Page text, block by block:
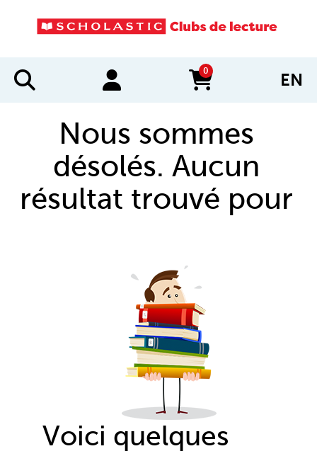
0
items in cart EN
Nous sommes
désolés. Aucun
résultat trouvé pour
Voici quelques